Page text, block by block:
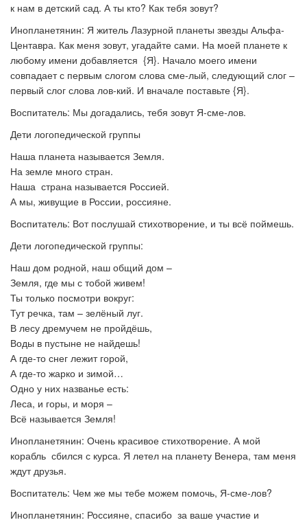
к нам в детский сад. А ты кто? Как тебя зовут?
Инопланетянин: Я житель Лазурной планеты звезды Альфа-
Центавра. Как меня зовут, угадайте сами. На моей планете к
любому имени добавляется {Я}. Начало моего имени
совпадает с первым слогом слова сме-лый, следующий слог –
первый слог слова лов-кий. И вначале поставьте {Я}.
Воспитатель: Мы догадались, тебя зовут Я-сме-лов.
Дети логопедической группы
Наша планета называется Земля.
На земле много стран.
Наша страна называется Россией.
А мы, живущие в России, россияне.
Воспитатель: Вот послушай стихотворение, и ты всё поймешь.
Дети логопедической группы:
Наш дом родной, наш общий дом –
Земля, где мы с тобой живем!
Ты только посмотри вокруг:
Тут речка, там – зелёный луг.
В лесу дремучем не пройдёшь,
Воды в пустыне не найдешь!
А где-то снег лежит горой,
А где-то жарко и зимой…
Одно у них названье есть:
Леса, и горы, и моря –
Всё называется Земля!
Инопланетянин: Очень красивое стихотворение. А мой
корабль сбился с курса. Я летел на планету Венера, там меня
ждут друзья.
Воспитатель: Чем же мы тебе можем помочь, Я-сме-лов?
Инопланетянин: Россияне, спасибо за ваше участие и